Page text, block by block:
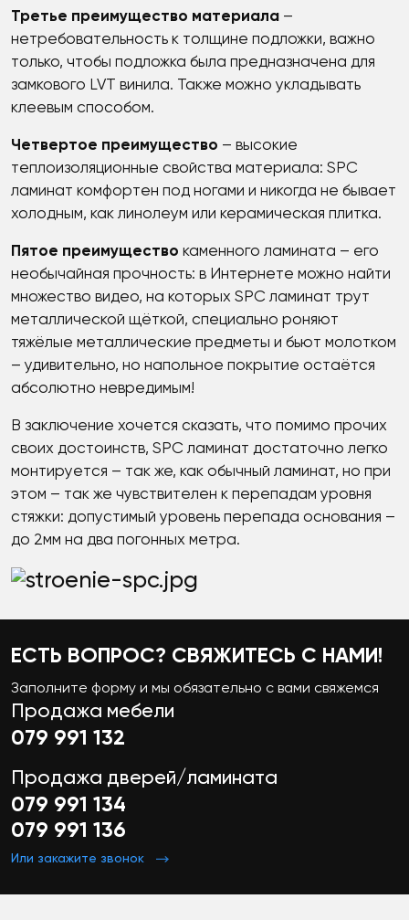
Третье преимущество материала –
нетребовательность к толщине подложки, важно
только, чтобы подложка была предназначена для
замкового LVT винила. Также можно укладывать
клеевым способом.
Четвертое преимущество – высокие
теплоизоляционные свойства материала: SPC
ламинат комфортен под ногами и никогда не бывает
холодным, как линолеум или керамическая плитка.
Пятое преимущество каменного ламината – его
необычайная прочность: в Интернете можно найти
множество видео, на которых SPC ламинат трут
металлической щёткой, специально роняют
тяжёлые металлические предметы и бьют молотком
– удивительно, но напольное покрытие остаётся
абсолютно невредимым!
В заключение хочется сказать, что помимо прочих
своих достоинств, SPC ламинат достаточно легко
монтируется – так же, как обычный ламинат, но при
этом – так же чувствителен к перепадам уровня
стяжки: допустимый уровень перепада основания –
до 2мм на два погонных метра.
ЕСТЬ ВОПРОС? СВЯЖИТЕСЬ С НАМИ!
Заполните форму и мы обязательно с вами свяжемся
Продажа мебели
079 991 132
Продажа дверей/ламината
079 991 134
079 991 136
Или закажите звонок